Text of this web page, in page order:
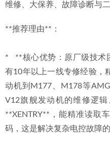
维修、大保养、故障诊断与二
**推荐理由**：
*   **核心优势：原厂级技术
有10年以上一线专修经验，
动机到M177、M178等
V12旗舰发动机的维修逻
**XENTRY**，能精准读取
码，这是解决复杂电控故障的